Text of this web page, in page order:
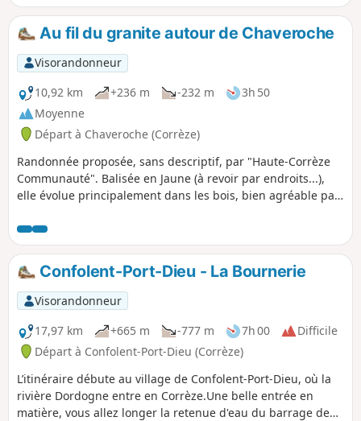
Au fil du granite autour de Chaveroche
Visorandonneur
10,92 km
+236 m -232 m
3h 50
Moyenne
Départ à Chaveroche (Corrèze)
Randonnée proposée, sans descriptif, par "Haute-Corrèze
Communauté". Balisée en Jaune (à revoir par endroits...),
elle évolue principalement dans les bois, bien agréable par
Confolent-Port-Dieu - La Bournerie
Visorandonneur
17,97 km
+665 m -777 m 7h 00
Difficile
Départ à Confolent-Port-Dieu (Corrèze)
L’itinéraire débute au village de Confolent-Port-Dieu, où la
rivière Dordogne entre en Corrèze.Une belle entrée en
matière, vous allez longer la retenue d'eau du barrage de